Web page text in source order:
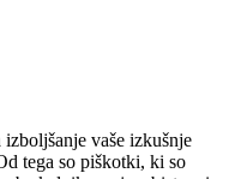
vaše izkušnje
tega so piškotki, ki so